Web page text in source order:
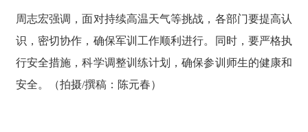
周志宏强调，面对持续高温天气等挑战，各部门要提高认
识，密切协作，确保军训工作顺利进行。同时，要严格执
行安全措施，科学调整训练计划，确保参训师生的健康和
安全。
（拍摄/撰稿：陈元春）